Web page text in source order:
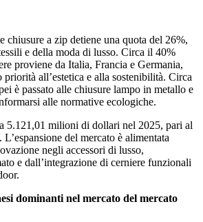
chiusure a zip detiene una quota del 26%,
e della moda di lusso. Circa il 40%
proviene da Italia, Francia e Germania,
all’estetica e alla sostenibilità. Circa
è passato alle chiusure lampo in metallo e
alle normative ecologiche.
5.121,01 milioni di dollari nel 2025, pari al
del mercato è alimentata
negli accessori di lusso,
e dall’integrazione di cerniere funzionali
dominanti nel mercato del mercato